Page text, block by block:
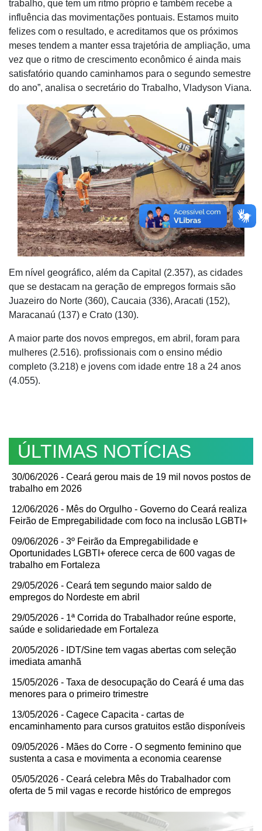
trabalho, que tem um ritmo próprio e também recebe a
influência das movimentações pontuais. Estamos muito
felizes com o resultado, e acreditamos que os próximos
meses tendem a manter essa trajetória de ampliação, uma
vez que o ritmo de crescimento econômico é ainda mais
satisfatório quando caminhamos para o segundo semestre
do ano”, analisa o secretário do Trabalho, Vladyson Viana.
Em nível geográfico, além da Capital (2.357), as cidades
que se destacam na geração de empregos formais são
Juazeiro do Norte (360), Caucaia (336), Aracati (152),
Maracanaú (137) e Crato (130).
A maior parte dos novos empregos, em abril, foram para
mulheres (2.516). profissionais com o ensino médio
completo (3.218) e jovens com idade entre 18 a 24 anos
(4.055).
ÚLTIMAS NOTÍCIAS
30/06/2026 - Ceará gerou mais de 19 mil novos postos de
trabalho em 2026
12/06/2026 - Mês do Orgulho - Governo do Ceará realiza
Feirão de Empregabilidade com foco na inclusão LGBTI+
09/06/2026 - 3º Feirão da Empregabilidade e
Oportunidades LGBTI+ oferece cerca de 600 vagas de
trabalho em Fortaleza
29/05/2026 - Ceará tem segundo maior saldo de
empregos do Nordeste em abril
29/05/2026 - 1ª Corrida do Trabalhador reúne esporte,
saúde e solidariedade em Fortaleza
20/05/2026 - IDT/Sine tem vagas abertas com seleção
imediata amanhã
15/05/2026 - Taxa de desocupação do Ceará é uma das
menores para o primeiro trimestre
13/05/2026 - Cagece Capacita - cartas de
encaminhamento para cursos gratuitos estão disponíveis
09/05/2026 - Mães do Corre - O segmento feminino que
sustenta a casa e movimenta a economia cearense
05/05/2026 - Ceará celebra Mês do Trabalhador com
oferta de 5 mil vagas e recorde histórico de empregos